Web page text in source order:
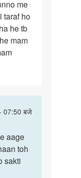
me
taraf ho
he tb
mam
07:50 बजे
aage
toh
sakti